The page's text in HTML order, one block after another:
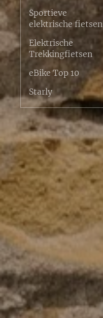
Sportieve
elektrische fietsen
Elektrische
Trekkingfietsen
eBike Top 10
Starly